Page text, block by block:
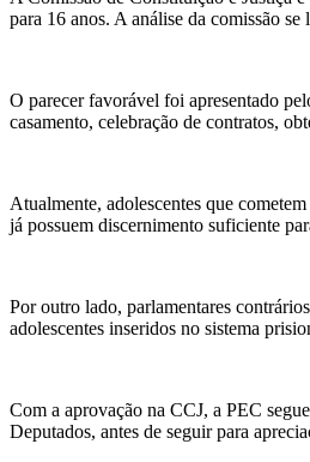
para 16 anos. A análise da comissão
O parecer favorável foi apresentado
casamento, celebração de contratos,
Atualmente, adolescentes que
já possuem discernimento suficiente
Por outro lado, parlamentares
adolescentes inseridos no sistema
Com a aprovação na CCJ, a PEC
Deputados, antes de seguir para